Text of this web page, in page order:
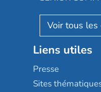
Reseda
Stella
Les villages d'or
Sérénys
Résidences
Résidalya
Groupe aplus
AGE D'OR
Liens utiles
Presse
Sites